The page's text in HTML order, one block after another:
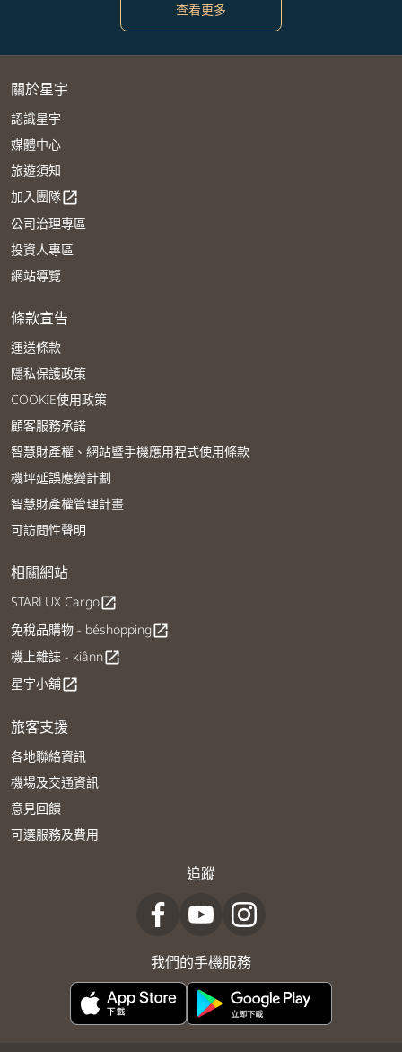
查看更多
關於星宇
認識星宇
媒體中心
旅遊須知
加入團隊open_in_new
公司治理專區
投資人專區
網站導覽
條款宣告
運送條款
隱私保護政策
COOKIE使用政策
顧客服務承諾
智慧財產權、網站暨手機應用程式使用條款
機坪延誤應變計劃
智慧財產權管理計畫
可訪問性聲明
相關網站
STARLUX Cargoopen_in_new
免稅品購物 - béshoppingopen_in_new
機上雜誌 - kiânnopen_in_new
星宇小舖open_in_new
旅客支援
各地聯絡資訊
機場及交通資訊
意見回饋
可選服務及費用
追蹤
我們的手機服務